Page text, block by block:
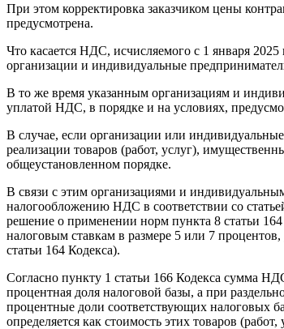
При этом корректировка заказчиком цены
предусмотрена.
Что касается НДС, исчисляемого с 1 января
организации и индивидуальные
В то же время указанным организациям и
уплатой НДС, в порядке и на условиях,
В случае, если организации или
реализации товаров (работ, услуг),
общеустановленном порядке.
В связи с этим организациями и
налогообложению НДС в соответствии со
решение о применении норм пункта 8 статьи
налоговым ставкам в размере 5 или 7
статьи 164 Кодекса).
Согласно пункту 1 статьи 166 Кодекса сумма
процентная доля налоговой базы, а при
процентные доли соответствующих налоговых
определяется как стоимость этих товаров